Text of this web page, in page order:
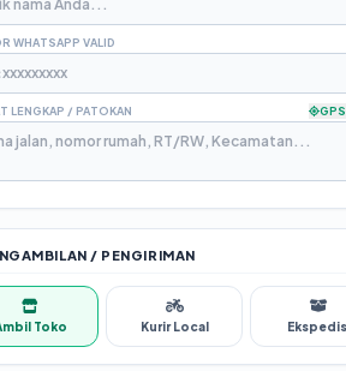
WHATSAPP VALID
LENGKAP / PATOKAN
/ PENGIRIMAN
Toko Kurir Local